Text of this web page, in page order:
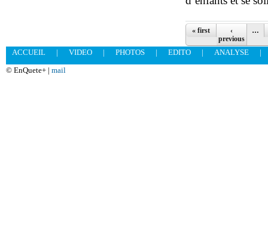
Pages
« first
‹
previous
…
ACCUEIL | VIDEO | PHOTOS | EDITO | ANALYSE
|
© EnQuete+ | mail